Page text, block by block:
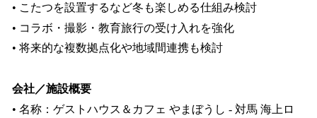
• こたつを設置するなど冬も楽しめる仕組み検討
• コラボ・撮影・教育旅行の受け入れを強化
• 将来的な複数拠点化や地域間連携も検討
会社／施設概要
• 名称：ゲストハウス＆カフェ やまぼうし - 対馬 海上ロ